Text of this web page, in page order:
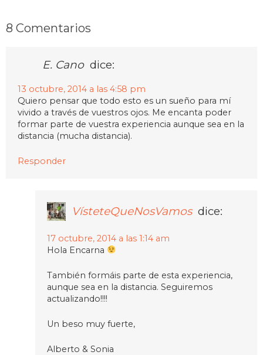
8 Comentarios
E. Cano dice:
13 octubre, 2014 a las 4:58 pm
Quiero pensar que todo esto es un sueño para mí
vivido a través de vuestros ojos. Me encanta poder
formar parte de vuestra experiencia aunque sea en la
distancia (mucha distancia).
Responder
VísteteQueNosVamos dice:
17 octubre, 2014 a las 1:14 am
Hola Encarna
También formáis parte de esta experiencia,
aunque sea en la distancia. Seguiremos
actualizando!!!!
Un beso muy fuerte,
Alberto & Sonia